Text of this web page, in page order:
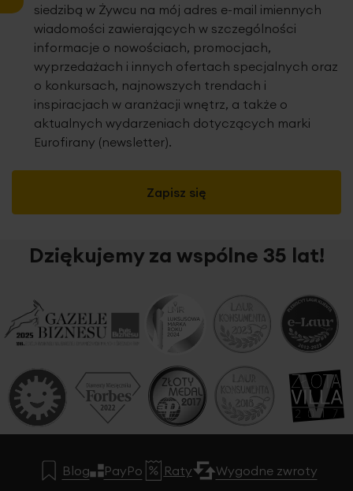
Zapisz się
siedzibą w Żywcu na mój adres e-mail imiennych
wiadomości zawierających w szczególności
informacje o nowościach, promocjach,
wyprzedażach i innych ofertach specjalnych oraz
o konkursach, najnowszych trendach i
inspiracjach w aranżacji wnętrz, a także o
aktualnych wydarzeniach dotyczących marki
Eurofirany (newsletter).
Dziękujemy za wspólne 35 lat!
Blog PayPo Raty Wygodne zwroty